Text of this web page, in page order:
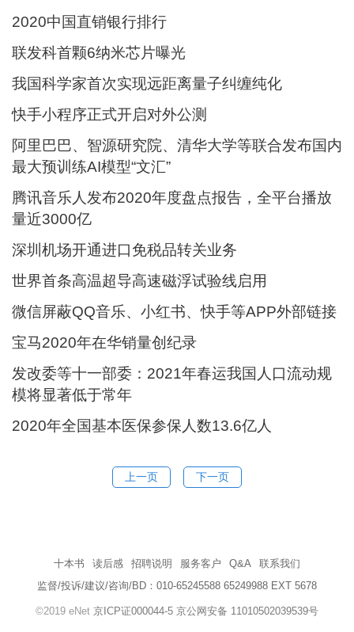
2020中国直销银行排行
联发科首颗6纳米芯片曝光
我国科学家首次实现远距离量子纠缠纯化
快手小程序正式开启对外公测
阿里巴巴、智源研究院、清华大学等联合发布国内
最大预训练AI模型“文汇”
腾讯音乐人发布2020年度盘点报告，全平台播放
量近3000亿
深圳机场开通进口免税品转关业务
世界首条高温超导高速磁浮试验线启用
微信屏蔽QQ音乐、小红书、快手等APP外部链接
宝马2020年在华销量创纪录
发改委等十一部委：2021年春运我国人口流动规
模将显著低于常年
2020年全国基本医保参保人数13.6亿人
上一页 下一页
十本书 读后感 招聘说明 服务客户 Q&A
联系我们
监督/投诉/建议/咨询/BD：010-65245588 65249988 EXT 5678
©2019 eNet 京ICP证000044-5 京公网安备 11010502039539号